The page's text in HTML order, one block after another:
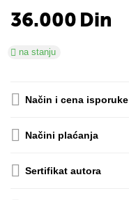
36.000 Din
na stanju
Način i cena isporuke
Načini plaćanja
Sertifikat autora